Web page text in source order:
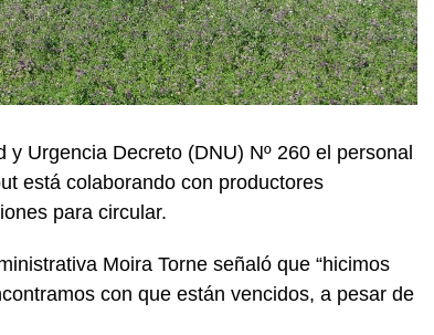
Urgencia Decreto (DNU) Nº 260 el personal
está colaborando con productores
para circular.
Moira Torne señaló que “hicimos
con que están vencidos, a pesar de